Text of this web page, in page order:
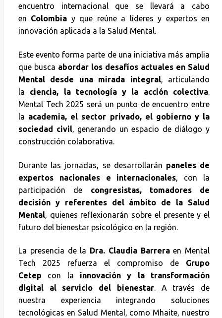
encuentro internacional que se llevará a cabo
en Colombia y que reúne a líderes y expertos en
innovación aplicada a la Salud Mental.
Este evento forma parte de una iniciativa más amplia
que busca abordar los desafíos actuales en Salud
Mental desde una mirada integral, articulando
la ciencia, la tecnología y la acción colectiva.
Mental Tech 2025 será un punto de encuentro entre
la academia, el sector privado, el gobierno y la
sociedad civil, generando un espacio de diálogo y
construcción colaborativa.
Durante las jornadas, se desarrollarán paneles de
expertos nacionales e internacionales, con la
participación de congresistas, tomadores de
decisión y referentes del ámbito de la Salud
Mental, quienes reflexionarán sobre el presente y el
futuro del bienestar psicológico en la región.
La presencia de la Dra. Claudia Barreraen Mental
Tech 2025 refuerza el compromiso de Grupo
Cetep con la innovación y la transformación
digital al servicio del bienestar. A través de
nuestra experiencia integrando soluciones
tecnológicas en Salud Mental, como Mhaite, nuestro